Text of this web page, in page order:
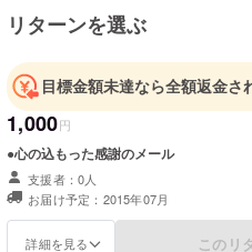
しています。
に挑戦をしまし
た。ほぼ、予算もない中で実施
生の笑顔は最高
に気持ちが良かったです。今年も
イします！
リターンを選ぶ
目標金額未達なら全額返金さ
1,000円
●心の込もった感謝のメール
支援者：0人
お届け予定：2015年07月
詳細を見る このリ